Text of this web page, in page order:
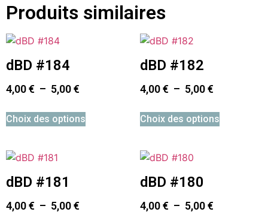
Produits similaires
dBD #184
4,00€ – 5,00€
Choix des options
dBD #182
4,00€ – 5,00€
Choix des options
dBD #181
4,00€ – 5,00€
dBD #180
4,00€ – 5,00€